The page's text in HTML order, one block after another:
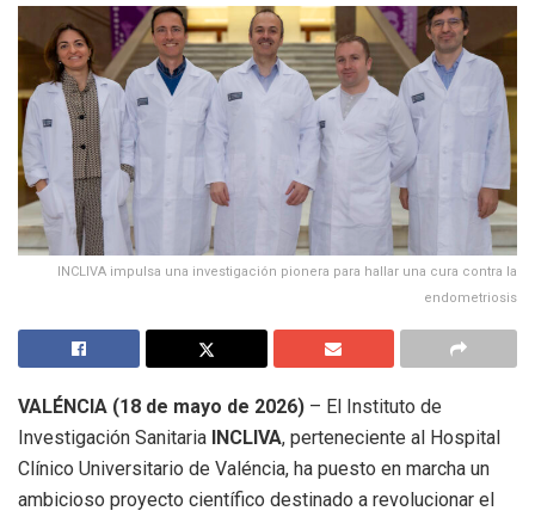
INCLIVA impulsa una investigación pionera para hallar una cura contra la
endometriosis
VALÉNCIA (18 de mayo de 2026) – El Instituto de
Investigación Sanitaria INCLIVA, perteneciente al Hospital
Clínico Universitario de Valéncia, ha puesto en marcha un
ambicioso proyecto científico destinado a revolucionar el